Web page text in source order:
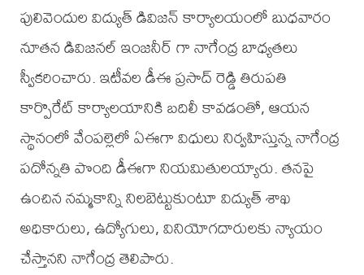
పులివెందుల విద్యుత్ డివిజన్ కార్యాలయంలో బుధవారం
నూతన డివిజనల్ ఇంజనీర్ గా నాగేంద్ర బాధ్యతలు
స్వీకరించారు. ఇటీవల డీఈ ప్రసాద్ రెడ్డి తిరుపతి
కార్పొరేట్ కార్యాలయానికి బదిలీ కావడంతో, ఆయన
స్థానంలో వేంపల్లెలో ఏఈగా విధులు నిర్వహిస్తున్న నాగేంద్ర
పదోన్నతి పొంది డీఈగా నియమితులయ్యారు. తనపై
ఉంచిన నమ్మకాన్ని నిలబెట్టుకుంటూ విద్యుత్ శాఖ
అధికారులు, ఉద్యోగులు, వినియోగదారులకు న్యాయం
చేస్తానని నాగేంద్ర తెలిపారు.